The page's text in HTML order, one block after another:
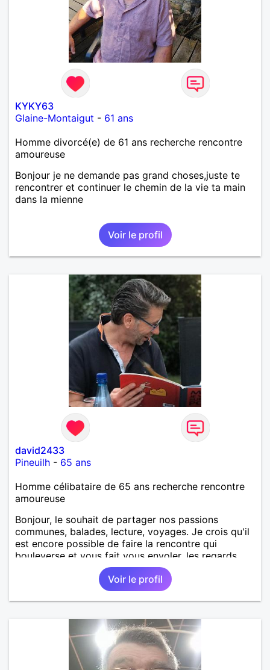
KYKY63
Glaine-Montaigut - 61 ans
Homme divorcé(e) de 61 ans recherche rencontre
amoureuse
Bonjour je ne demande pas grand choses,juste te
rencontrer et continuer le chemin de la vie ta main
dans la mienne
Voir le profil
david2433
Pineuilh - 65 ans
Homme célibataire de 65 ans recherche rencontre
amoureuse
Bonjour, le souhait de partager nos passions
communes, balades, lecture, voyages. Je crois qu'il
est encore possible de faire la rencontre qui
bouleverse et vous fait vous envoler, les regards
complices, les mots et les silences qui apaisent,
Alors si comme moi tu as la même vision, parlons-
Voir le profil